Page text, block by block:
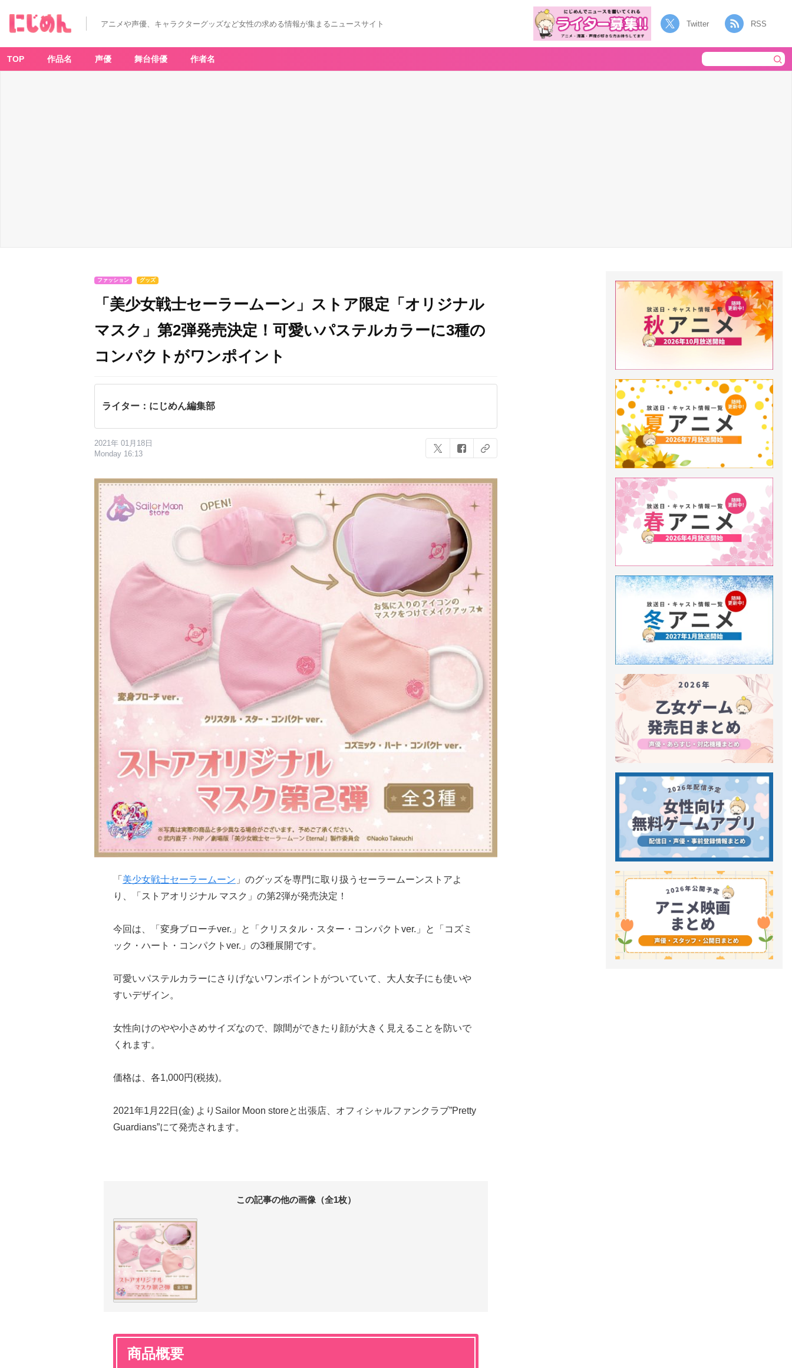
アニメや声優、キャラクターグッズなど女性の求める情報が集まるニュースサイト Twitter RSS
TOP 作品名 声優 舞台俳優 作者名
ファッション グッズ
「美少女戦士セーラームーン」ストア限定「オリジナル
マスク」第2弾発売決定！可愛いパステルカラーに3種の
コンパクトがワンポイント
ライター：にじめん編集部
2021年 01月18日
Monday 16:13
「 美少女戦士セーラームーン 」のグッズを専門に取り扱うセーラームーンストアよ
り、「ストアオリジナル マスク」の第2弾が発売決定！
今回は、「変身ブローチver.」と「クリスタル・スター・コンパクトver.」と「コズミ
ック・ハート・コンパクトver.」の3種展開です。
可愛いパステルカラーにさりげないワンポイントがついていて、大人女子にも使いや
すいデザイン。
女性向けのやや小さめサイズなので、隙間ができたり顔が大きく見えることを防いで
くれます。
価格は、各1,000円(税抜)。
2021年1月22日(金) よりSailor Moon storeと出張店、オフィシャルファンクラブ”Pretty
Guardians”にて発売されます。
この記事の他の画像（全1枚）
商品概要